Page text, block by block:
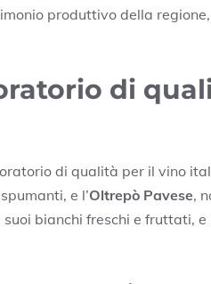
produttivo della
di
di qualità per il vino
e l’Oltrepò Pavese,
bianchi freschi e fruttati, e